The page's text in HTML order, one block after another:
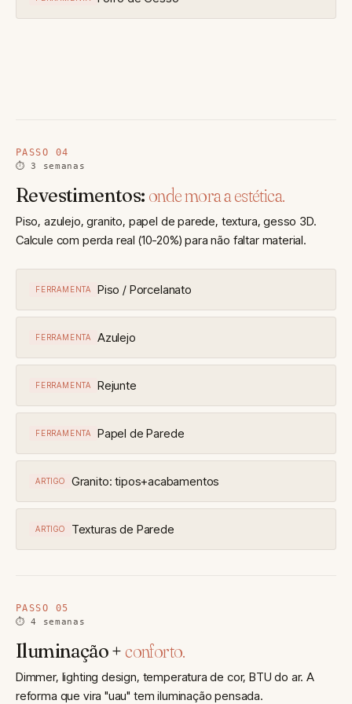
PASSO 04
⏱ 3 semanas
Revestimentos: onde mora a estética.
Piso, azulejo, granito, papel de parede, textura, gesso 3D.
Calcule com perda real (10-20%) para não faltar material.
FERRAMENTA Piso / Porcelanato
FERRAMENTA Azulejo
FERRAMENTA Rejunte
FERRAMENTA Papel de Parede
ARTIGO Granito: tipos+acabamentos
ARTIGO Texturas de Parede
PASSO 05
⏱ 4 semanas
Iluminação +conforto.
Dimmer, lighting design, temperatura de cor, BTU do ar. A
reforma que vira "uau" tem iluminação pensada.